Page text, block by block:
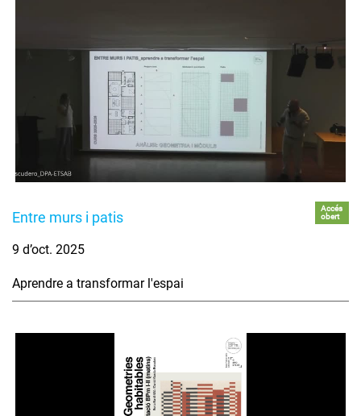
Entre murs i patis
Accés
obert
9 d’oct. 2025
Aprendre a transformar l'espai